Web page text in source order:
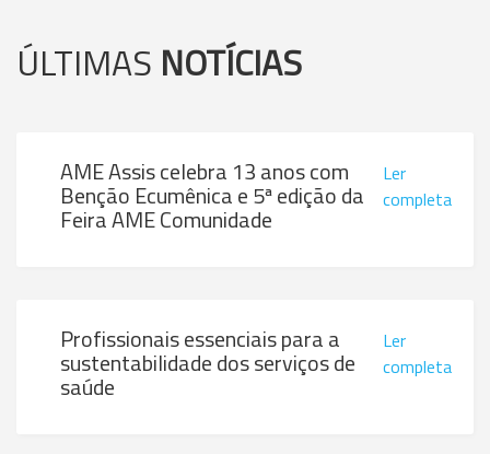
ÚLTIMAS NOTÍCIAS
AME Assis celebra 13 anos com
Benção Ecumênica e 5ª edição da
Feira AME Comunidade
Ler
completa
Profissionais essenciais para a
sustentabilidade dos serviços de
saúde
Ler
completa